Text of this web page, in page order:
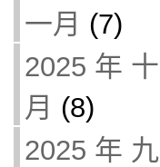
一月 (7)
2025 年 十
月 (8)
2025 年 九